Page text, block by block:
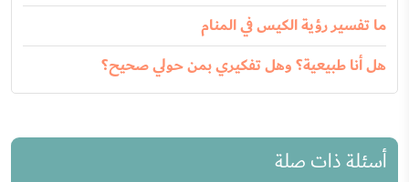
ما تفسير رؤية الكيس في المنام
هل أنا طبيعية؟ وهل تفكيري بمن حولي صحيح؟
أسئلة ذات صلة